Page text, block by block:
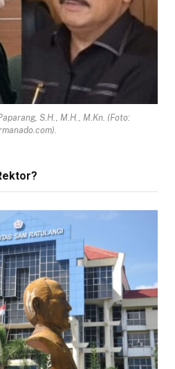
S.H., M.H., M.Kn. (Foto: